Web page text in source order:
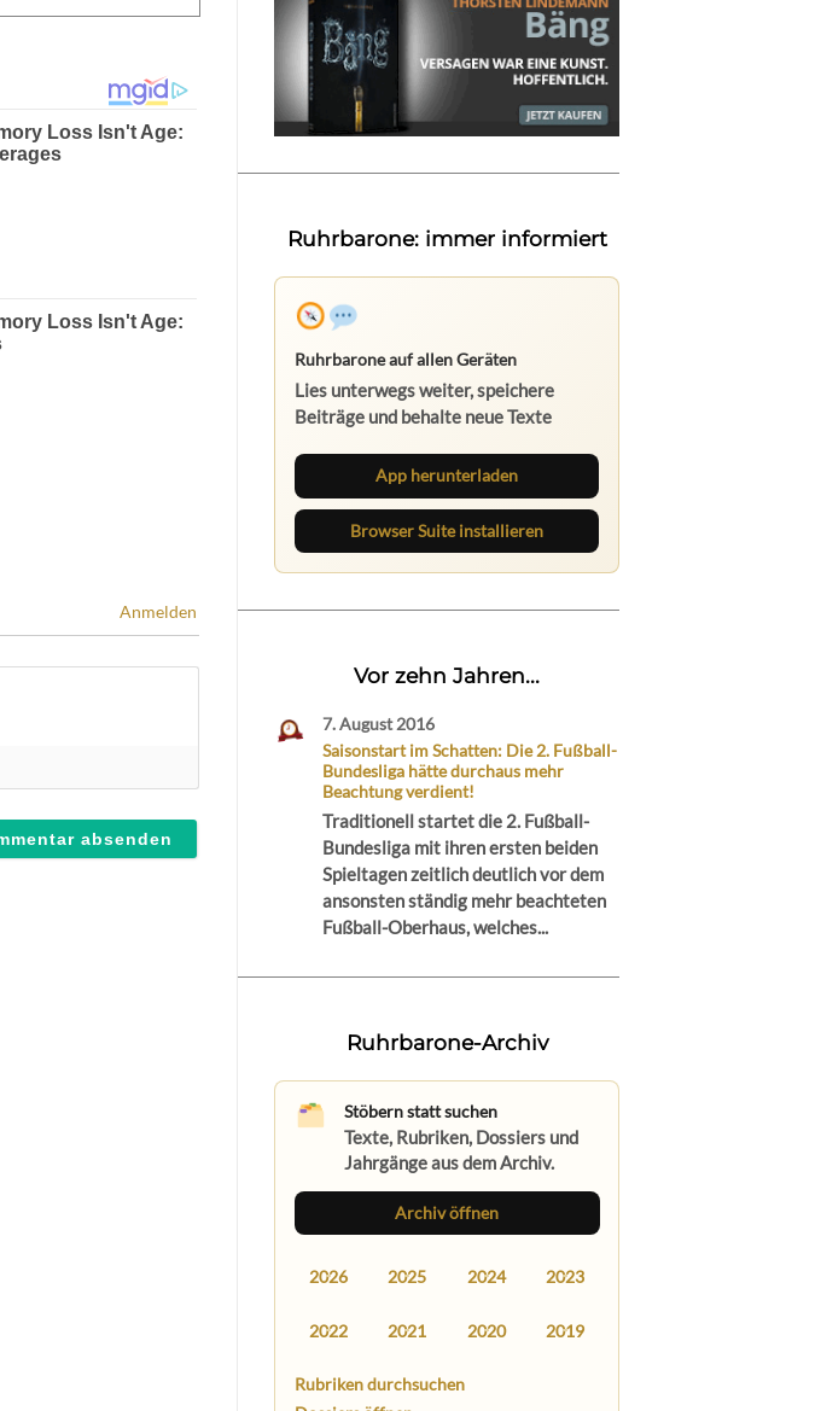
Anmelden
Ruhrbarone: immer informiert
Ruhrbarone auf allen Geräten
Lies unterwegs weiter, speichere
Beiträge und behalte neue Texte
App herunterladen
Browser Suite installieren
Vor zehn Jahren...
7. August 2016
Saisonstart im Schatten: Die 2. Fußball-
Bundesliga hätte durchaus mehr
Beachtung verdient!
Traditionell startet die 2. Fußball-
Bundesliga mit ihren ersten beiden
Spieltagen zeitlich deutlich vor dem
ansonsten ständig mehr beachteten
Fußball-Oberhaus, welches...
Ruhrbarone-Archiv
Stöbern statt suchen
Texte, Rubriken, Dossiers und
Jahrgänge aus dem Archiv.
Archiv öffnen
2026 2025 2024 2023
2022 2021 2020 2019
Rubriken durchsuchen